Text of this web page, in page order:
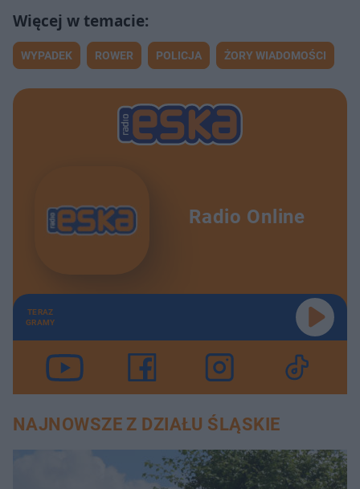
WYPADEK ROWER POLICJA ŻORY WIADOMOŚCI
Radio Online
TERAZ
GRAMY
NAJNOWSZE Z DZIAŁU ŚLĄSKIE